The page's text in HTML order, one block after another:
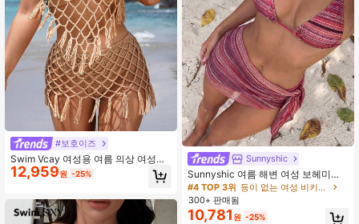
#보호이즈
Swim Vcay 여성용 여름 의상 여성용
수작업 어망 술 장식 홀터 네크라인 탑
과 스커트 섹시한 세트 여름
12,959원 -25%
Sunnyshic
Sunnyshic 여름 해변 여성 보헤미안
스타일 휴가 비키니 세트, 3피스, 리조
트 웨어
#4 TOP 3위
등이 없는 여성 비키니 세트
300+ 판매됨
10,781 원 -25%